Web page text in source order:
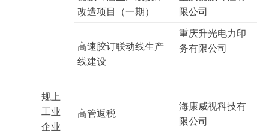
改造项目（一期）
限公司
高速胶订联动线生产
线建设
重庆升光电力印
务有限公司
规上
工业
企业
高管返税
海康威视科技有
限公司